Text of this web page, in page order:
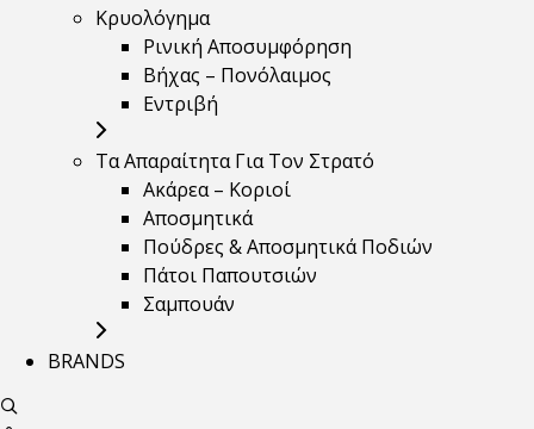
Κρυολόγημα
Ρινική Αποσυμφόρηση
Βήχας – Πονόλαιμος
Εντριβή
Τα Απαραίτητα Για Τον Στρατό
Ακάρεα – Κοριοί
Αποσμητικά
Πούδρες & Αποσμητικά Ποδιών
Πάτοι Παπουτσιών
Σαμπουάν
BRANDS